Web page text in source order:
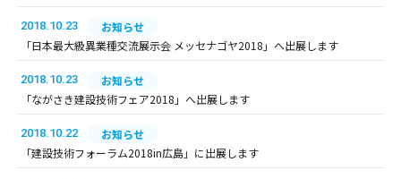
2018.10.23
お知らせ
「日本最大級異業種交流展示会 メッセナゴヤ2018」へ出展します
2018.10.23
お知らせ
「ながさき建設技術フェア2018」へ出展します
2018.10.22
お知らせ
「建設技術フォーラム2018in広島」に出展します